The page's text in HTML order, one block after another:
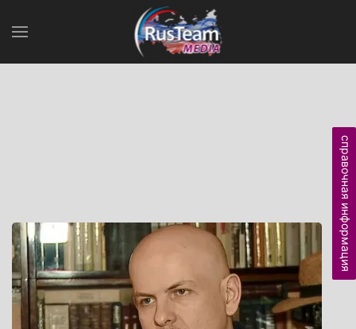
справочная информация